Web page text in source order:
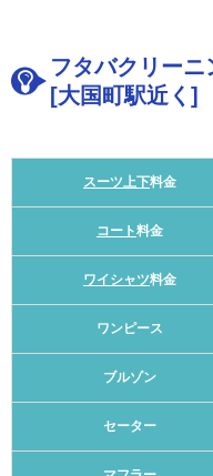
フタバクリー
[大国町駅近く]
スーツ上下料金
コート料金
ワイシャツ料金
ワンピース
ブルゾン
セーター